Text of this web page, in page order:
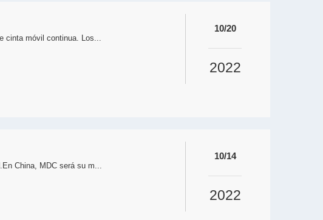
cinta móvil continua. Los...
10/20
2022
China, MDC será su m...
10/14
2022